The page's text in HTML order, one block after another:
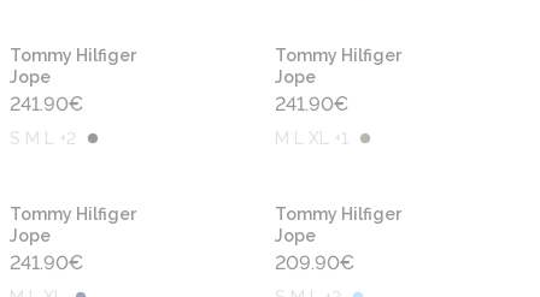
Tommy Hilfiger
Jope
241.90€
S M L +2
Tommy Hilfiger
Jope
241.90€
M L XL +1
Tommy Hilfiger
Jope
241.90€
Tommy Hilfiger
Jope
209.90€